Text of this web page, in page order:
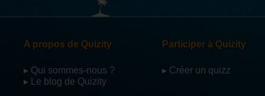
A propos de Quizity
▸ Qui sommes-nous ?
▸ Le blog de Quizity
Participer à Quizity
▸ Créer un quizz